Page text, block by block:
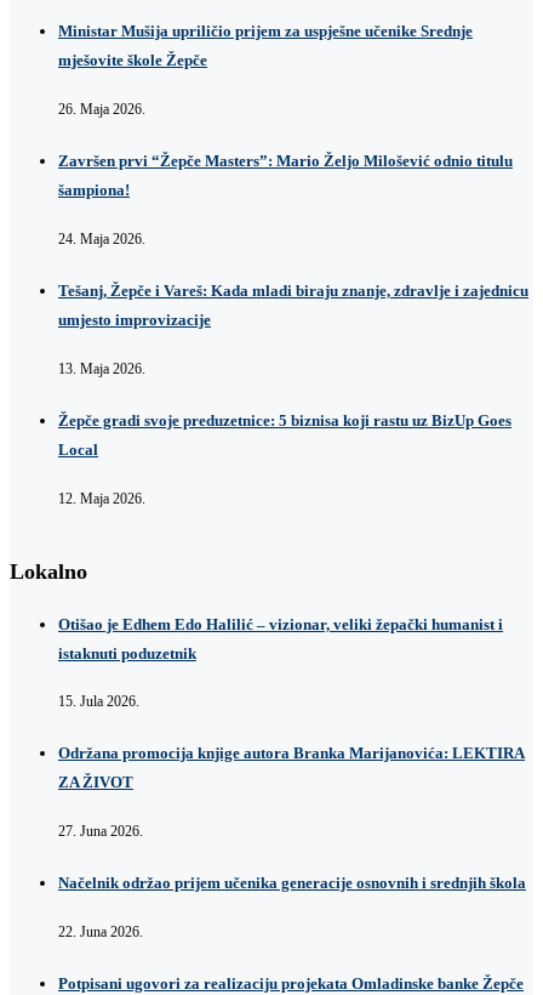
Ministar Mušija upriličio prijem za uspješne učenike Srednje
mješovite škole Žepče
26. Maja 2026.
Završen prvi “Žepče Masters”: Mario Željo Milošević odnio titulu
šampiona!
24. Maja 2026.
Tešanj, Žepče i Vareš: Kada mladi biraju znanje, zdravlje i zajednicu
umjesto improvizacije
13. Maja 2026.
Žepče gradi svoje preduzetnice: 5 biznisa koji rastu uz BizUp Goes
Local
12. Maja 2026.
Lokalno
Otišao je Edhem Edo Halilić – vizionar, veliki žepački humanist i
istaknuti poduzetnik
15. Jula 2026.
Održana promocija knjige autora Branka Marijanovića: LEKTIRA
ZA ŽIVOT
27. Juna 2026.
Načelnik održao prijem učenika generacije osnovnih i srednjih škola
22. Juna 2026.
Potpisani ugovori za realizaciju projekata Omladinske banke Žepče